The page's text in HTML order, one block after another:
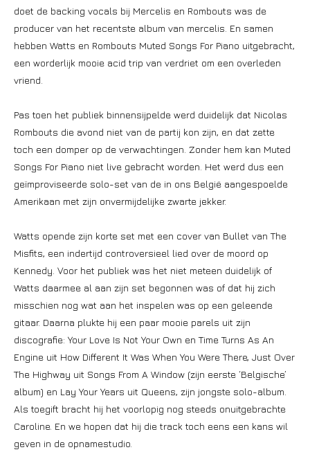
doet de backing vocals bij Mercelis en Rombouts was de
producer van het recentste album van mercelis. En samen
hebben Watts en Rombouts Muted Songs For Piano uitgebracht,
een worderlijk mooie acid trip van verdriet om een overleden
vriend.
Pas toen het publiek binnensijpelde werd duidelijk dat Nicolas
Rombouts die avond niet van de partij kon zijn, en dat zette
toch een domper op de verwachtingen. Zonder hem kan Muted
Songs For Piano niet live gebracht worden. Het werd dus een
geïmproviseerde solo-set van de in ons België aangespoelde
Amerikaan met zijn onvermijdelijke zwarte jekker.
Watts opende zijn korte set met een cover van Bullet van The
Misfits, een indertijd controversieel lied over de moord op
Kennedy. Voor het publiek was het niet meteen duidelijk of
Watts daarmee al aan zijn set begonnen was of dat hij zich
misschien nog wat aan het inspelen was op een geleende
gitaar. Daarna plukte hij een paar mooie parels uit zijn
discografie: Your Love Is Not Your Own en Time Turns As An
Engine uit How Different It Was When You Were There, Just Over
The Highway uit Songs From A Window (zijn eerste ‘Belgische’
album) en Lay Your Years uit Queens, zijn jongste solo-album.
Als toegift bracht hij het voorlopig nog steeds onuitgebrachte
Caroline. En we hopen dat hij die track toch eens een kans wil
geven in de opnamestudio.